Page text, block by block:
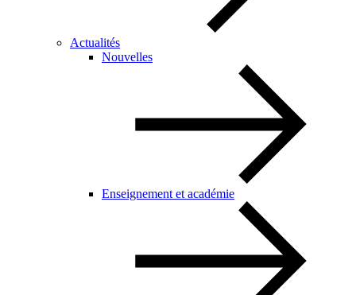
Actualités
Nouvelles
Enseignement et académie